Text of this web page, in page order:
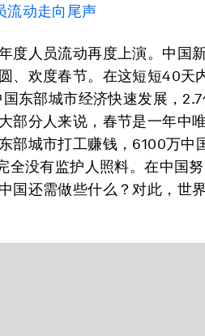
流动走向尾声
度人员流动再度上演。中国
、欢度春节。在这短短40天
东部城市经济快速发展，
部分人来说，春节是一年中
部城市打工赚钱，6100万中
全没有监护人照料。在中国
国还需做些什么？对此，世